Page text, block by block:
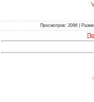
Просмотров: 2096 |